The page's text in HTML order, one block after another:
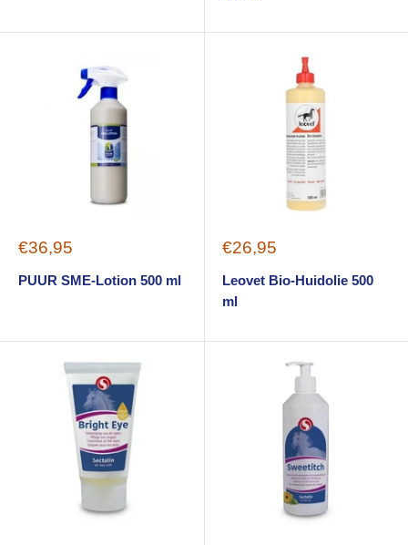
Sale
€36,95
PUUR SME-Lotion 500 ml
Sale
€26,95
Leovet Bio-Huidolie 500
ml